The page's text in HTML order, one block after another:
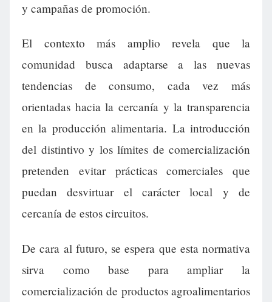
y campañas de promoción.
El contexto más amplio revela que la
comunidad busca adaptarse a las nuevas
tendencias de consumo, cada vez más
orientadas hacia la cercanía y la transparencia
en la producción alimentaria. La introducción
del distintivo y los límites de comercialización
pretenden evitar prácticas comerciales que
puedan desvirtuar el carácter local y de
cercanía de estos circuitos.
De cara al futuro, se espera que esta normativa
sirva como base para ampliar la
comercialización de productos agroalimentarios